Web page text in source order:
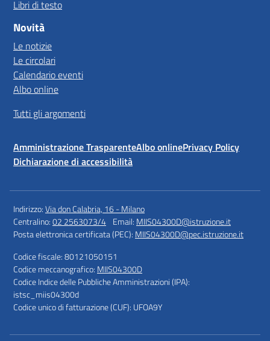
Libri di testo
Novità
Le notizie
Le circolari
Calendario eventi
Albo online
Tutti gli argomenti
Amministrazione TrasparenteAlbo onlinePrivacy Policy
Dichiarazione di accessibilità
Indirizzo:Via don Calabria, 16 - Milano
Centralino:02 2563073/4 Email: MIIS04300D@istruzione.it
Posta elettronica certificata (PEC): MIIS04300D@pec.istruzione.it
Codice fiscale: 80121050151
Codice meccanografico: MIIS04300D
Codice Indice delle Pubbliche Amministrazioni (IPA):
istsc_miis04300d
Codice unico di fatturazione (CUF): UFOA9Y